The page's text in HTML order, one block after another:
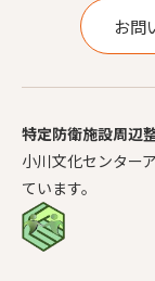
お問
特定防衛施設周辺
小川文化センター
ています。